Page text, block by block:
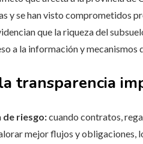
y se han visto comprometidos
que la riqueza del
a la información y mecanismos
transparencia
de riesgo:cuando contratos,
mejor flujos y obligaciones,